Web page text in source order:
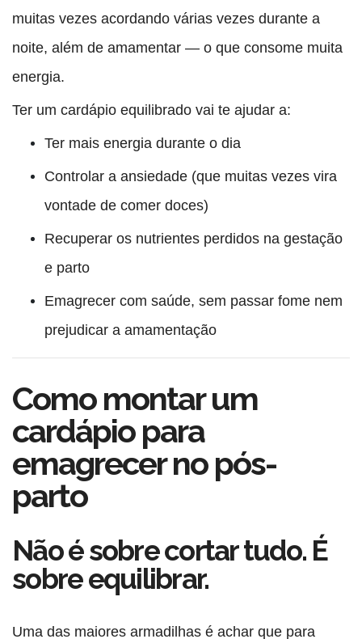
muitas vezes acordando várias vezes durante a
noite, além de amamentar — o que consome muita
energia.
Ter um cardápio equilibrado vai te ajudar a:
Ter mais energia durante o dia
Controlar a ansiedade (que muitas vezes vira
vontade de comer doces)
Recuperar os nutrientes perdidos na gestação
e parto
Emagrecer com saúde, sem passar fome nem
prejudicar a amamentação
Como montar um
cardápio para
emagrecer no pós-
parto
Não é sobre cortar tudo. É
sobre equilibrar.
Uma das maiores armadilhas é achar que para